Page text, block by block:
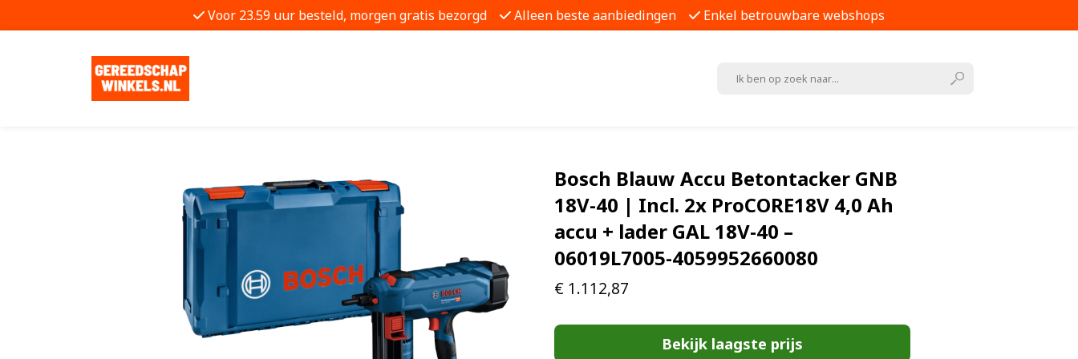
Voor 23.59 uur besteld, morgen gratis bezorgd Alleen beste aanbiedingen Enkel betrouwbare webshops
Bosch Blauw Accu Betontacker GNB
18V-40 | Incl. 2x ProCORE18V 4,0 Ah
accu + lader GAL 18V-40 –
06019L7005-4059952660080
€ 1.112,87
Bekijk laagste prijs